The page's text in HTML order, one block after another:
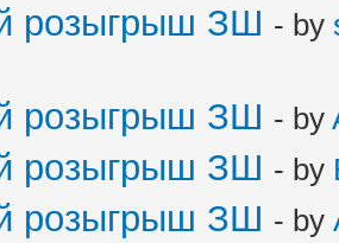
розыгрыш ЗШ - by
розыгрыш ЗШ - by
розыгрыш ЗШ - by
розыгрыш ЗШ - by